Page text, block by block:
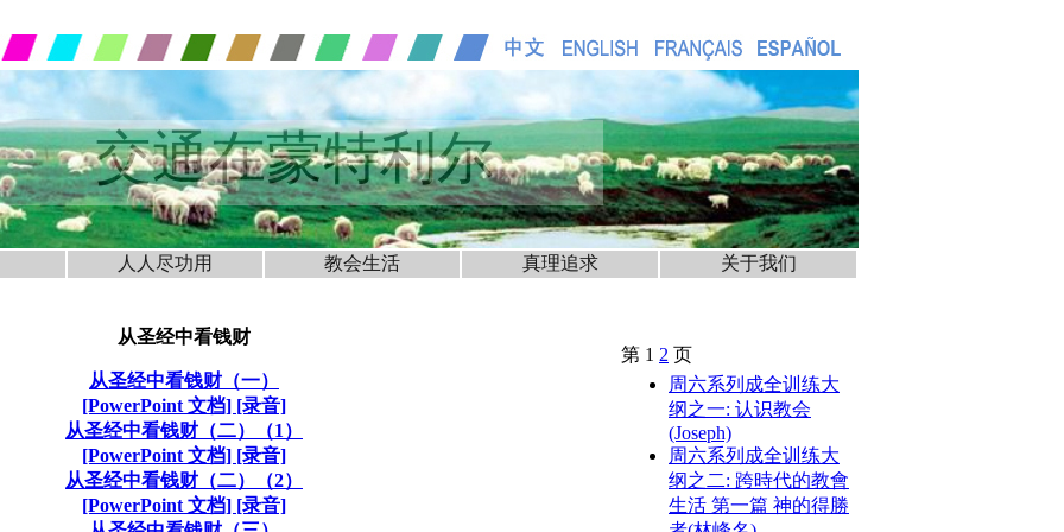
交通在蒙特利尔
人人尽功用 教会生活 真理追求 关于我们
从圣经中看钱财
从圣经中看钱财（一）
[PowerPoint 文档] [录音]
从圣经中看钱财（二）（1）
[PowerPoint 文档] [录音]
从圣经中看钱财（二）（2）
[PowerPoint 文档] [录音]
第 1 2 页
周六系列成全训练大
纲之一: 认识教会
(Joseph)
周六系列成全训练大
纲之二: 跨時代的教會
生活 第一篇 神的得勝